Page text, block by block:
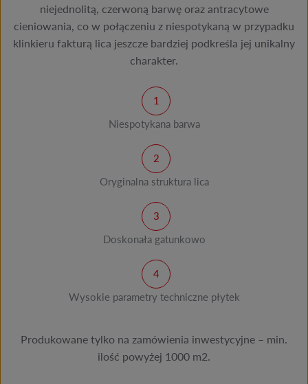
niejednolitą, czerwoną barwę oraz antracytowe
cieniowania, co w połączeniu z niespotykaną w przypadku
klinkieru fakturą lica jeszcze bardziej podkreśla jej unikalny
charakter.
Niespotykana barwa
Oryginalna struktura lica
Doskonała gatunkowo
Wysokie parametry techniczne płytek
Produkowane tylko na zamówienia inwestycyjne – min.
ilość powyżej 1000 m2.